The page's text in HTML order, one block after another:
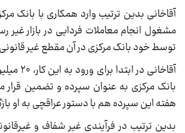
آقاخانی بدین ترتیب وارد همکاری با بانک
مشغول انجام معاملات فردایی در بازار
توسط خود بانک مرکزی در آن مقطع غیر
آقاخانی
هفته این سپرده هم با دستور عراقچی به او
بدین ترتیب در فرآیندی غیر شفاف و